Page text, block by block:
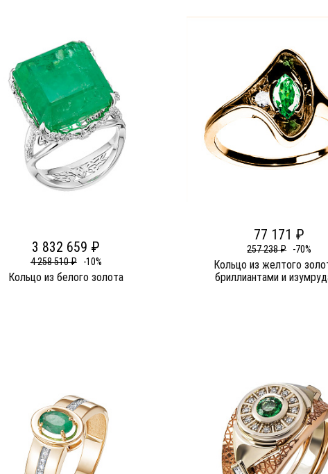
3 832 659 ₽
4 258 510 ₽ -10%
Кольцо из белого золота
77 171 ₽
257 238 ₽ -70%
Кольцо из желтого
бриллиантами и